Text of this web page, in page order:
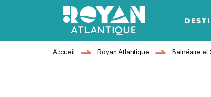
Royan Atlantique
Accueil Royan Atlantique Balnéaire et